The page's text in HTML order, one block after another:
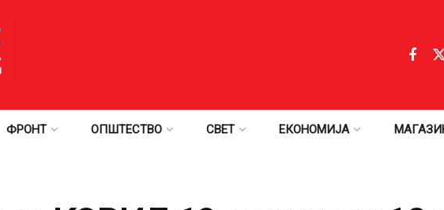
ФРОНТ ОПШТЕСТВО СВЕТ ЕКОНОМИЈА